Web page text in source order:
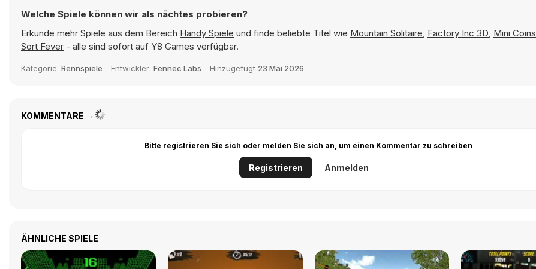
Welche Spiele können wir als nächtes probieren?
Erkunde mehr Spiele aus dem Bereich Handy Spiele und finde beliebte Titel wie Mountain Solitaire, Factory Inc 3D, Mini Coins
Sort Fever - alle sind sofort auf Y8 Games verfügbar.
Kategorie: Rennspiele Entwickler: Fennec Labs Hinzugefügt 23 Mai 2026
KOMMENTARE
Bitte registrieren Sie sich oder melden Sie sich an, um einen Kommentar zu schreiben
Registrieren Anmelden
ÄHNLICHE SPIELE